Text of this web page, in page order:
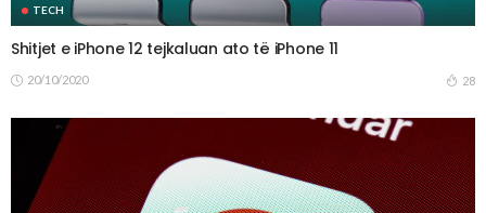
TECH
Shitjet e iPhone 12 tejkaluan ato të iPhone 11
20/10/2020 28